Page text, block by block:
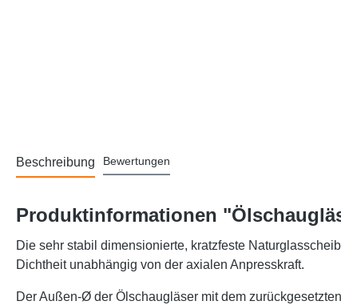
Beschreibung Bewertungen
Produktinformationen
Die sehr stabil dimensionierte, kratzfeste
Dichtheit unabhängig von der axialen Anpresskraft.
Der Außen-Ø der Ölschaugläser mit dem